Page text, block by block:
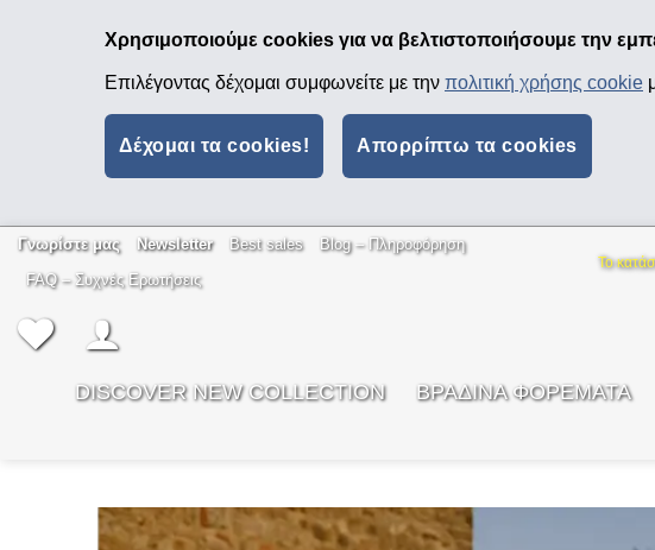
Χρησιμοποιούμε cookies για να βελτιστοποιήσουμε την
Επιλέγοντας δέχομαι συμφωνείτε με την πολιτική χρήσης cookie
Δέχομαι τα cookies! Απορρίπτω τα cookies
Μετάβαση
Γνωρίστε μας Newsletter Best sales
Βlog – Πληροφόρηση
FAQ – Συχνές Ερωτήσεις
Το
DISCOVER NEW COLLECTION ΒΡΑΔΙΝΑ ΦΟΡΕΜΑΤΑ